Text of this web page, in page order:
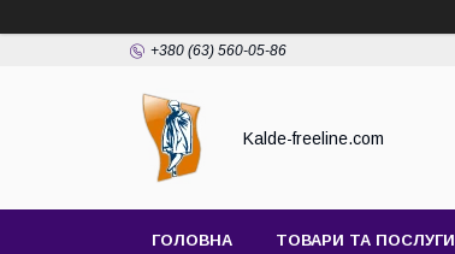
+380 (63) 560-05-86
Kalde-freeline.com
ГОЛОВНА ТОВАРИ ТА ПОСЛУГИ